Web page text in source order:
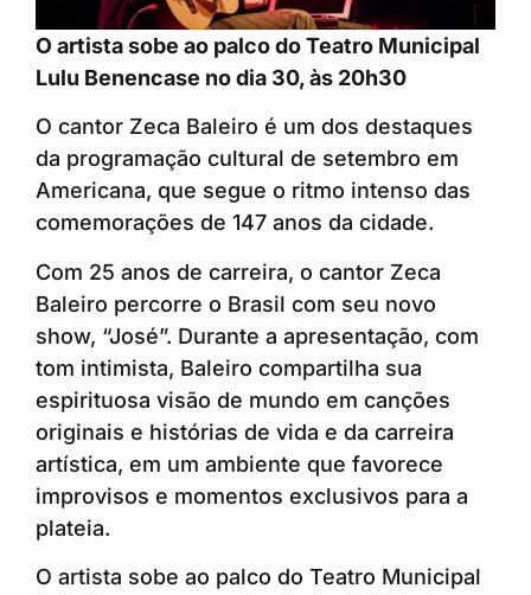
O artista sobe ao palco do Teatro Municipal
Lulu Benencase no dia 30, às 20h30
O cantor Zeca Baleiro é um dos destaques
da programação cultural de setembro em
Americana, que segue o ritmo intenso das
comemorações de 147 anos da cidade.
Com 25 anos de carreira, o cantor Zeca
Baleiro percorre o Brasil com seu novo
show, “José”. Durante a apresentação, com
tom intimista, Baleiro compartilha sua
espirituosa visão de mundo em canções
originais e histórias de vida e da carreira
artística, em um ambiente que favorece
improvisos e momentos exclusivos para a
plateia.
O artista sobe ao palco do Teatro Municipal